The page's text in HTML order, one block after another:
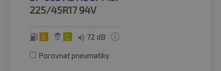
225/45R17 94V
E C 72 dB
Porovnať pneumatiky